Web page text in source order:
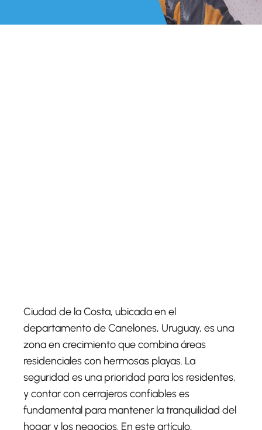
Ciudad de la Costa, ubicada en el
departamento de Canelones, Uruguay, es una
zona en crecimiento que combina áreas
residenciales con hermosas playas. La
seguridad es una prioridad para los residentes,
y contar con cerrajeros confiables es
fundamental para mantener la tranquilidad del
hogar y los negocios. En este artículo,